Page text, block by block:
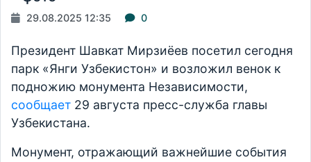
29.08.2025 12:35 0
Президент Шавкат Мирзиёев посетил сегодня
парк «Янги Узбекистон» и возложил венок к
подножию монумента Независимости,
сообщает 29 августа пресс-служба главы
Узбекистана.
Монумент, отражающий важнейшие события